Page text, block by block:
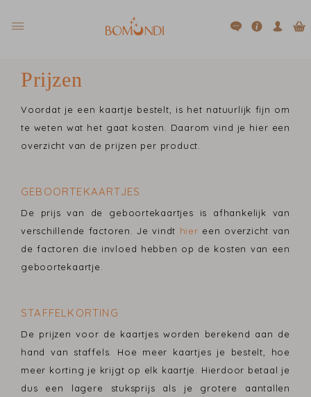
Prijzen
Voordat je een kaartje bestelt, is het natuurlijk fijn om
te weten wat het gaat kosten. Daarom vind je hier een
overzicht van de prijzen per product.
GEBOORTEKAARTJES
De prijs van de geboortekaartjes is afhankelijk van
verschillende factoren. Je vindt hier een overzicht van
de factoren die invloed hebben op de kosten van een
geboortekaartje.
STAFFELKORTING
De prijzen voor de kaartjes worden berekend aan de
hand van staffels. Hoe meer kaartjes je bestelt, hoe
meer korting je krijgt op elk kaartje. Hierdoor betaal je
dus een lagere stuksprijs als je grotere aantallen